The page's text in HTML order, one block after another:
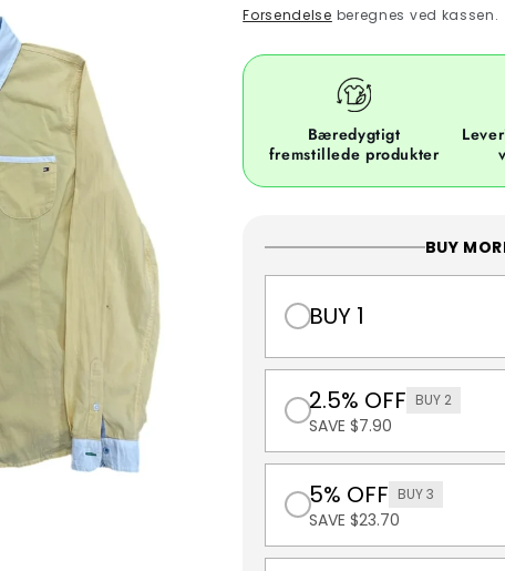
price
Forsendelse beregnes ved kassen.
Bæredygtigt
fremstillede produkter
BUY
BUY 1
2.5% OFF BUY 2
SAVE $7.90
5% OFF BUY 3
SAVE $23.70